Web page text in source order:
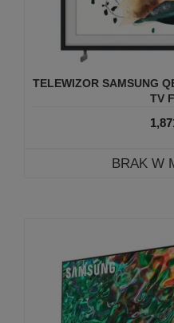
TELEWIZOR SAMSUNG
TV
BRAK W